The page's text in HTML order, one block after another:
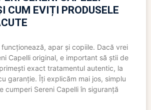
CUM EVIȚI PRODUSELE
apar și copiile. Dacă vrei
Capelli original, e important să știi de
exact tratamentul autentic, la
garanție. Îți explicăm mai jos, simplu
cumperi Sereni Capelli în siguranță